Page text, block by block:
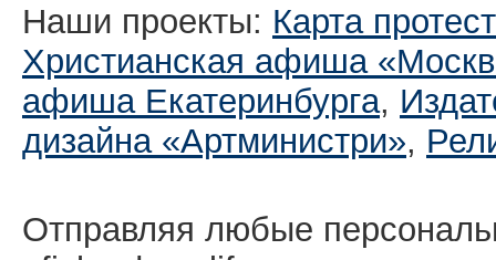
Наши проекты: Карта
Христианская афиша
афиша Екатеринбургa,
дизайна «Артминистри»,
Отправляя любые